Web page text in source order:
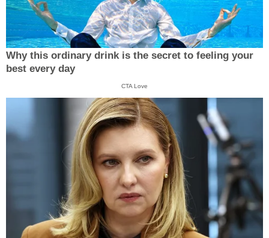
Why this ordinary drink is the secret to feeling your
best every day
CTA Love